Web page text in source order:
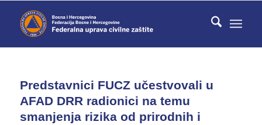
Predstavnici FUCZ učestvovali u
AFAD DRR radionici na temu
smanjenja rizika od prirodnih i